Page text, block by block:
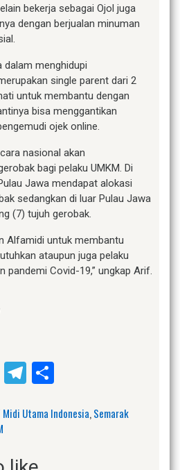
bekerja sebagai Ojol juga
dengan berjualan minuman
dalam menghidupi
single parent dari 2
untuk membantu dengan
bisa menggantikan
ojek online.
nasional akan
bagi pelaku UMKM. Di
Jawa mendapat alokasi
sedangkan di luar Pulau Jawa
(7) tujuh gerobak.
Alfamidi untuk membantu
ataupun juga pelaku
pandemi Covid-19,” ungkap Arif.
WhatsApp
Telegram
Midi Utama Indonesia,Semarak